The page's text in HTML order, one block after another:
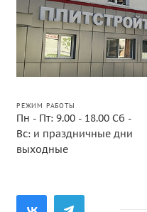
РЕЖИМ РАБОТЫ
Пн - Пт: 9.00 - 18.00 Сб -
Вс: и праздничные дни
выходные